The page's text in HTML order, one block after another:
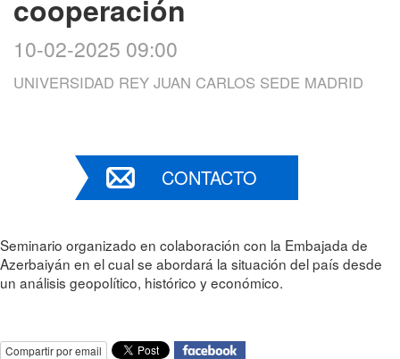
cooperación
10-02-2025 09:00
UNIVERSIDAD REY JUAN CARLOS SEDE MADRID
CONTACTO
Seminario organizado en colaboración con la Embajada de
Azerbaiyán en el cual se abordará la situación del país desde
un análisis geopolítico, histórico y económico.
Compartir por email